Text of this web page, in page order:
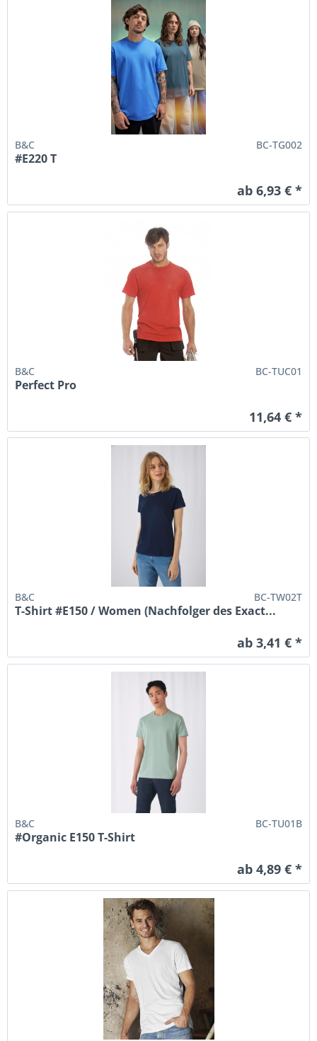
B&C BC-TG002
#E220 T
ab 6,93 € *
B&C BC-TUC01
Perfect Pro
11,64 € *
B&C BC-TW02T
T-Shirt #E150 / Women (Nachfolger des Exact...
ab 3,41 € *
B&C BC-TU01B
#Organic E150 T-Shirt
ab 4,89 € *